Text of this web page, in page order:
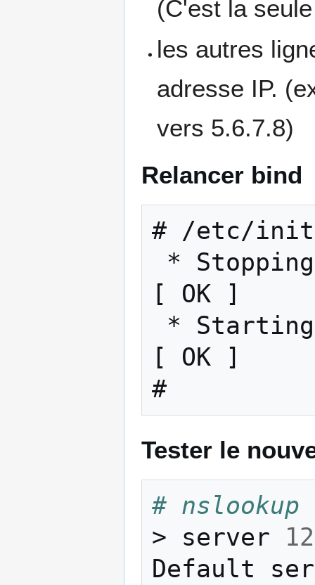
(C'est la
les autres
adresse IP.
vers 5.6.7.8)
Relancer bind
# /etc/
[ OK ]
[ OK ]
Tester le
# nslookup
>
server
Default